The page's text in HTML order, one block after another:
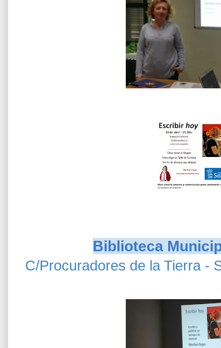
Biblioteca
C/Procuradores de la Tierra -